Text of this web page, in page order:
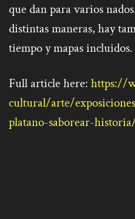
que dan para varios
distintas maneras, hay
tiempo y mapas incluidos.
Full article here: https://
cultural/arte/
platano-saborear-